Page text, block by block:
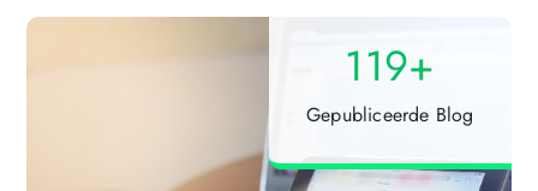
Gepubliceerde Blog
119+